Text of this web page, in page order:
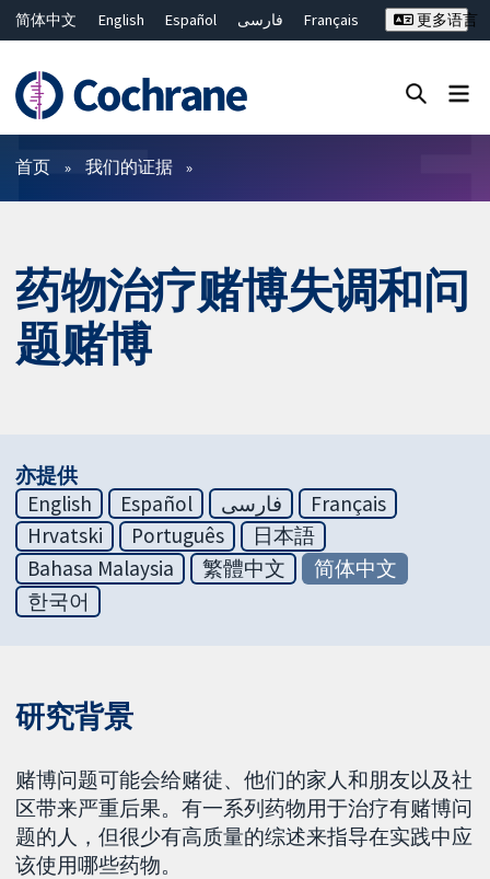
简体中文 English Español فارسی
Français
ไทย
繁體中文
更多语言
过滤
首页 我们的证据
药物治疗赌博失调和问
题赌博
亦提供
English
Español فارسی
Français
Hrvatski
Português
日本語
Bahasa Malaysia
繁體中文
简体中文
한국어
研究背景
赌博问题可能会给赌徒、他们的家人和朋友以及社
区带来严重后果。有一系列药物用于治疗有赌博问
题的人，但很少有高质量的综述来指导在实践中应
该使用哪些药物。